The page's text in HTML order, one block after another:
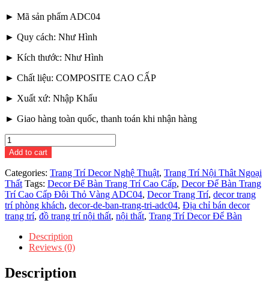
► Mã sản phẩm ADC04
► Quy cách: Như Hình
► Kích thước: Như Hình
► Chất liệu: COMPOSITE CAO CẤP
► Xuất xứ: Nhập Khẩu
► Giao hàng toàn quốc, thanh toán khi nhận hàng
Decor
Để
Bàn
Trang
Trí
Cao
Cấp
Đôi
Vàng
ADC04
Add to cart
Categories: Trang Trí Decor Nghệ Thuật, Trang Trí Nội Thât Ngoại
Thất Tags: Decor Để Bàn Trang Trí Cao Cấp, Decor Để Bàn Trang
Trí Cao Cấp Đôi Thỏ Vàng ADC04, Decor Trang Trí, decor trang
trí phòng khách, decor-de-ban-trang-tri-adc04, Địa chỉ bán decor
trang trí, đồ trang trí nội thất, nội thất, Trang Trí Decor Để Bàn
Description
Reviews (0)
Description